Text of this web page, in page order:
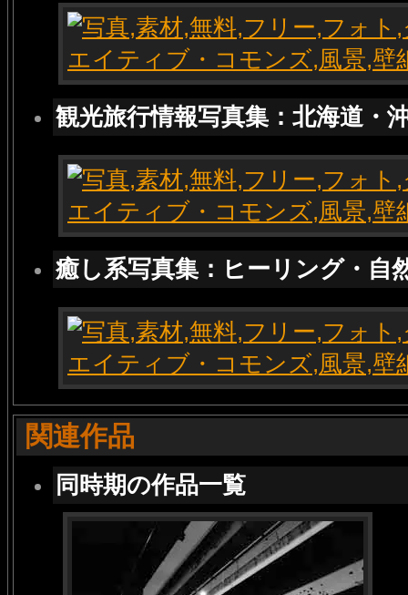
観光旅行情報写真集：北海道・
癒し系写真集：ヒーリング・自
関連作品
同時期の作品一覧